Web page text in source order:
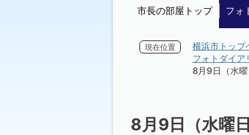
市長の部屋トップ フォ
現在位置 横浜市トップ
フォトダイ
8月9日（水
8月9日（水曜